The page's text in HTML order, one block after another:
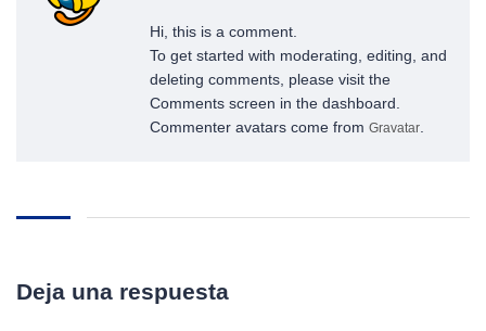
Hi, this is a comment.
To get started with moderating, editing, and
deleting comments, please visit the
Comments screen in the dashboard.
Commenter avatars come from Gravatar
Deja una respuesta